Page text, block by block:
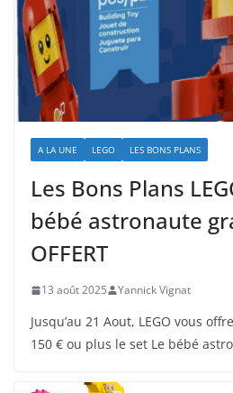
A LA UNE LEGO LES BONS PLANS
Les Bons Plans
bébé astronaute
OFFERT
13 août 2025 Yannick Vignat
Jusqu’au 21 Aout, LEGO vous
150 € ou plus le set Le bébé